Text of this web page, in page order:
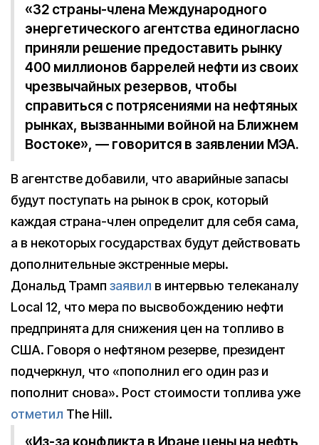
«32 страны-члена Международного
энергетического агентства единогласно
приняли решение предоставить рынку
400 миллионов баррелей нефти из своих
чрезвычайных резервов, чтобы
справиться с потрясениями на нефтяных
рынках, вызванными войной на Ближнем
Востоке», — говорится в заявлении МЭА.
В агентстве добавили, что аварийные запасы
будут поступать на рынок в срок, который
каждая страна-член определит для себя сама,
а в некоторых государствах будут действовать
дополнительные экстренные меры.
Дональд Трамп заявил в интервью телеканалу
Local 12, что мера по высвобождению нефти
предпринята для снижения цен на топливо в
США. Говоря о нефтяном резерве, президент
подчеркнул, что «пополнил его один раз и
пополнит снова». Рост стоимости топлива уже
отметил The Hill.